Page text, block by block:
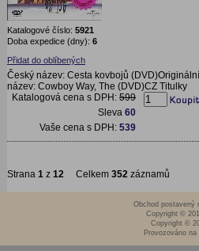
Katalogové číslo: 5921
Doba expedice (dny): 6
Přidat do oblíbených
Český název: Cesta kovbojů (DVD)Originální
název: Cowboy Way, The (DVD)CZ Titulky
Katalogová cena s DPH: 599
Sleva 60
Vaše cena s DPH: 539
Strana 1 z 12 Celkem 352 záznamů
Obchod postavený
Copyright ©
Copyright ©
Provozováno